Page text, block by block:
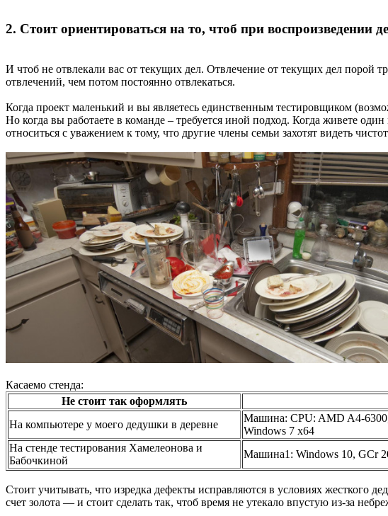
2. Стоит ориентироваться на то, чтоб при воспроизведении
И чтоб не отвлекали вас от текущих дел. Отвлечение от текущих дел порой
отвлечений, чем потом постоянно отвлекаться.
Когда проект маленький и вы являетесь единственным тестировщиком
Но когда вы работаете в команде – требуется иной подход. Когда живете
относиться с уважением к тому, что другие члены семьи захотят видеть
Касаемо стенда:
Не стоит так оформлять
На компьютере у моего дедушки в деревне
Машина: CPU: AMD A4-
Windows 7 x64
На стенде тестирования Хамелеонова и
Бабочкиной
Машина1: Windows 10, GCr
Стоит учитывать, что изредка дефекты исправляются в условиях жесткого
счет золота — и стоит сделать так, чтоб время не утекало впустую из-за